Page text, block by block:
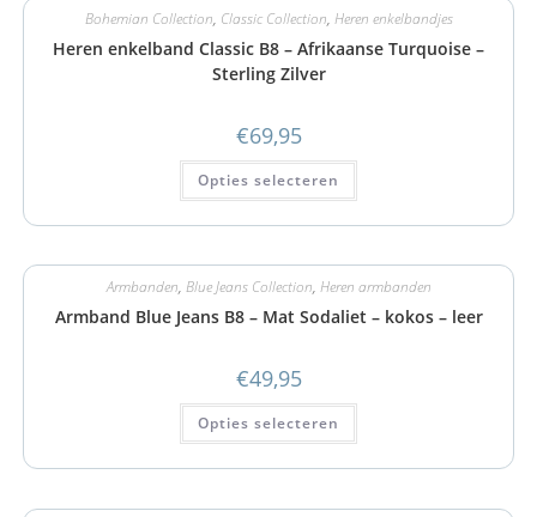
Bohemian Collection, Classic Collection, Heren enkelbandjes
Heren enkelband Classic B8 – Afrikaanse Turquoise –
Sterling Zilver
€69,95
Opties selecteren
Armbanden, Blue Jeans Collection, Heren armbanden
Armband Blue Jeans B8 – Mat Sodaliet – kokos – leer
€49,95
Opties selecteren